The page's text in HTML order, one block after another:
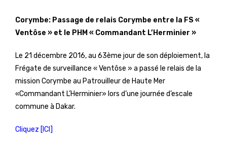
Corymbe: Passage de relais Corymbe entre la FS «
Ventôse » et le PHM « Commandant L’Herminier »
Le 21 décembre 2016, au 63ème jour de son déploiement, la
Frégate de surveillance « Ventôse » a passé le relais de la
mission Corymbe au Patrouilleur de Haute Mer
«Commandant L’Herminier» lors d’une journée d’escale
commune à Dakar.
Cliquez [ICI]